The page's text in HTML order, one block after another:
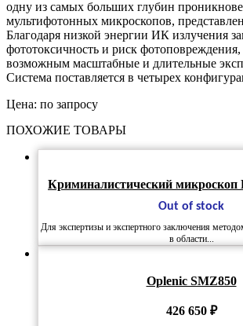
одну из самых больших глубин
мультифотонных микроскопов,
Благодаря низкой энергии ИК излучения
фототоксичность и риск фотоповреждения,
возможным масштабные и длительные
Система поставляется в четырех
Цена: по запросу
ПОХОЖИЕ ТОВАРЫ
Криминалистический микроскоп
Out of stock
Для экспертизы и экспертного заключения
в области...
Oplenic SMZ850
426 650 ₽